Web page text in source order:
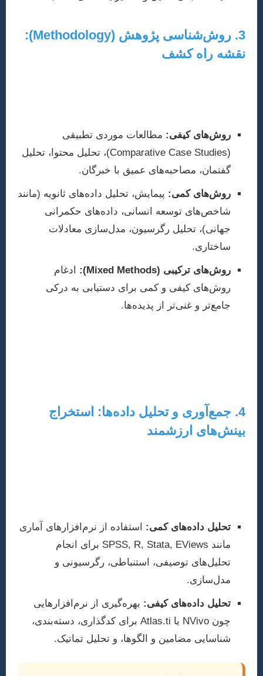
3. روش‌شناسی پژوهش (Methodology):
نقشه راه کشف
روش‌های کیفی: مطالعات موردی تطبیقی
(Comparative Case Studies)، تحلیل محتوا، تحلیل
گفتمان، مصاحبه‌های عمیق با خبرگان.
روش‌های کمی: پیمایش، تحلیل داده‌های ثانویه (مانند
شاخص‌های توسعه انسانی، داده‌های حکمرانی
جهانی)، تحلیل رگرسیون، مدل‌سازی معادلات
ساختاری.
روش‌های ترکیبی (Mixed Methods):
ادغام
روش‌های کیفی و کمی برای دستیابی به درکی
جامع‌تر و غنی‌تر از پدیده‌ها.
4. جمع‌آوری و تحلیل داده‌ها: استخراج
بینش‌های ارزشمند
تحلیل داده‌های کمی: استفاده از نرم‌افزارهای آماری
مانند SPSS, R, Stata, EViews برای انجام
تحلیل‌های توصیفی، استنباطی، رگرسیونی و
مدل‌سازی.
تحلیل داده‌های کیفی: بهره‌گیری از نرم‌افزارهایی
چون NVivo یا Atlas.ti برای کدگذاری، دسته‌بندی،
شناسایی مضامین و الگوها، و تحلیل تماتیک.